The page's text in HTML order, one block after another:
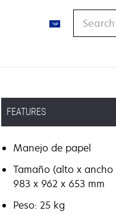
FEATURES
Manejo de papel
Tamaño (alto x
983 x 962 x 653 mm
Peso: 25 kg